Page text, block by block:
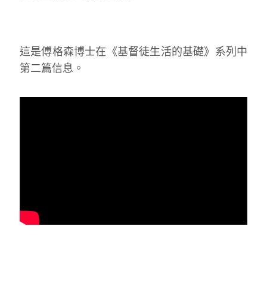
這是傅格森博士在《基督徒生活的基礎》系列中
第二篇信息。